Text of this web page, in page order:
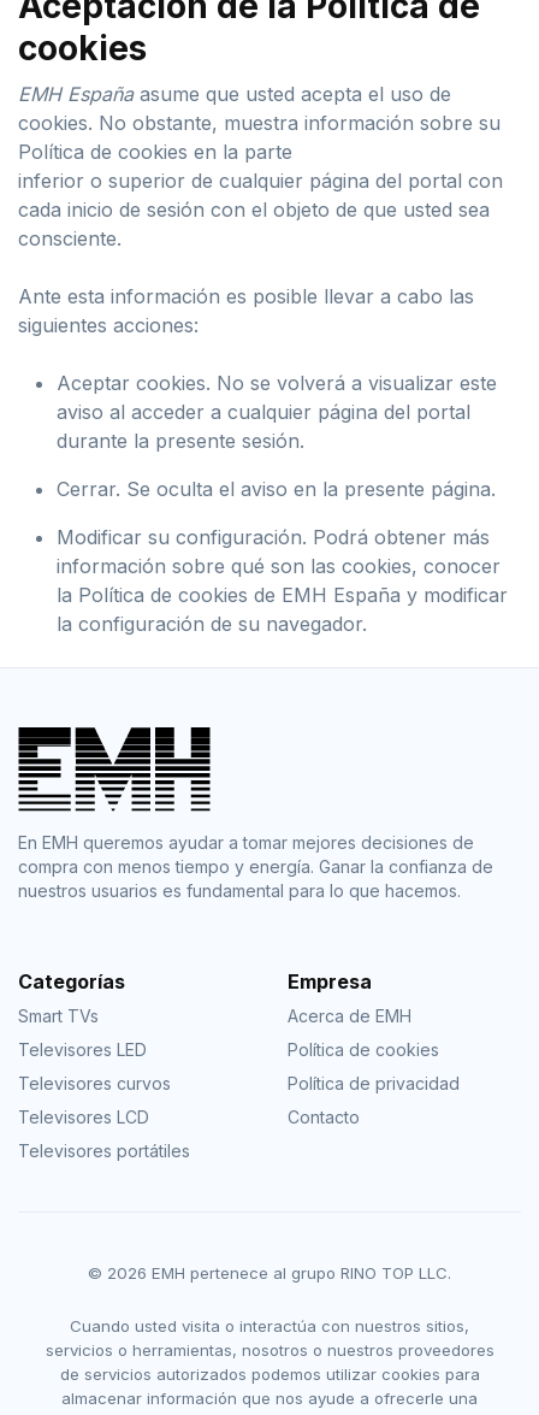
cookies
EMH Españaasume que usted acepta el uso de
cookies. No obstante, muestra información sobre su
Política de cookies en la parte
inferior o superior de cualquier página del portal con
cada inicio de sesión con el objeto de que usted sea
consciente.
Ante esta información es posible llevar a cabo las
siguientes acciones:
Aceptar cookies. No se volverá a visualizar este
aviso al acceder a cualquier página del portal
durante la presente sesión.
Cerrar. Se oculta el aviso en la presente página.
Modificar su configuración. Podrá obtener más
información sobre qué son las cookies, conocer
la Política de cookies de EMH España y modificar
la configuración de su navegador.
En EMH queremos ayudar a tomar mejores decisiones de
compra con menos tiempo y energía. Ganar la confianza de
nuestros usuarios es fundamental para lo que hacemos.
Categorías
Smart TVs
Televisores LED
Televisores curvos
Televisores LCD
Televisores portátiles
Empresa
Acerca de EMH
Política de cookies
Política de privacidad
Contacto
© 2026 EMH pertenece al grupo RINO TOP LLC.
Cuando usted visita o interactúa con nuestros sitios,
servicios o herramientas, nosotros o nuestros proveedores
de servicios autorizados podemos utilizar cookies para
almacenar información que nos ayude a ofrecerle una